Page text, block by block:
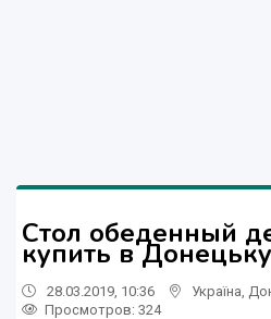
Стол обеденный
купить в Донецьку
28.03.2019, 10:36 Україна
Просмотров: 324